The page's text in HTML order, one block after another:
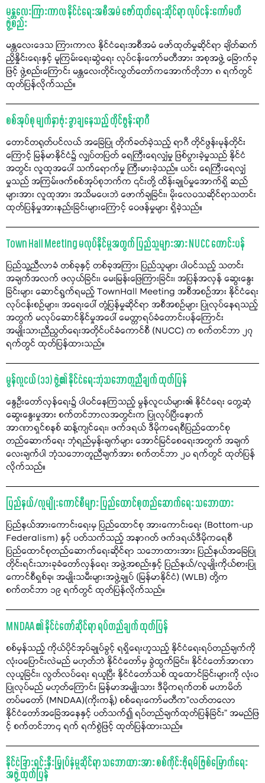
မန္တလေးကြားကာလ နိုင်ငံရေးအစီအမံ ဖော်ထုတ်ရေးဆိုင်ရာ လုပ်ငန်းကော်မတီ
ဖွဲ့စည်း
မန္တလေးဒေသ ကြားကာလ နိုင်ငံရေးအစီအမံ ဖော်ထုတ်မှုဆိုင်ရာ ချိတ်ဆက်
ညှိနှိုင်းရေးနှင့် မူကြမ်းရေးဆွဲရေး လုပ်ငန်းကော်မတီအား အစုအဖွဲ့ ခြောက်ခု
ဖြင့် ဖွဲ့စည်းကြောင်း မန္တလေးတိုင်းလွှတ်တော်ကအောက်တိုဘာ ၈ ရက်တွင်
ထုတ်ပြန်လိုက်သည်။
စစ်အုပ်စု မျက်နှာဖုံး ခွာချနေသည့် တိုင်ဖွန်းရာဂီ
တောင်တရုတ်ပင်လယ် အခြေပြု တိုက်ခတ်ခဲ့သည့် ရာဂီ တိုင်ဖွန်းမုန်တိုင်း
ကြောင့် မြန်မာနိုင်ငံ၌ လျှပ်တပြတ် ရေကြီးရေလျှံမှု ဖြစ်ပွားခဲ့မှုသည် နိုင်ငံ
အတွင်း လူထုအပေါ် သက်ရောက်မှု ကြီးမားခဲ့သည်။ ယင်း ရေကြီးရေလျှံ
မှုသည် အကြမ်းဖက်စစ်အုပ်စုဘက်က ၎င်းတို့ ထိန်းချုပ်မှုအောက်ရှိ ဆည်
များအား လူထုအား အသိမပေးဘဲ ဖောက်ချခြင်း၊ မိုးလေဝသဆိုင်ရာသတင်း
ထုတ်ပြန်မှုအားနည်းခြင်းများကြောင့် ဝေဖန်မှုများ ရှိခဲ့သည်။
Town Hall Meeting မလုပ်နိုင်မှုအတွက် ပြည်သူများအား NUCC တောင်းပန်
ပြည်သူ့ညီလာခံ တစ်ခုနှင့် တစ်ခုအကြား ပြည်သူများ ပါဝင်သည့် သတင်း
အချက်အလက် ဖလှယ်ခြင်း၊ မေးမြန်းဖြေကြားခြင်း၊ အပြန်အလှန် ဆွေးနွေး
ခြင်းများ ဆောင်ရွက်ရမည့် TownHall Meeting အစီအစဉ်အား နိုင်ငံရေး
လုပ်ငန်းစဉ်များ၊ အရေးပေါ် တုံ့ပြန်မှုဆိုင်ရာ အစီအစဉ်များ ပြုလုပ်နေရသည့်
အတွက် မလုပ်ဆောင်နိုင်မှုအပေါ် မေတ္တာရပ်ခံတောင်းပန်ကြောင်း
အမျိုးသားညီညွတ်ရေးအတိုင်ပင်ခံကောင်စီ (NUCC) က စက်တင်ဘာ ၂၇
ရက်တွင် ထုတ်ပြန်ထားသည်။
မွန်လူငယ် (၁၁) ဖွဲ့၏ နိုင်ငံရေးဘုံသဘောတူညီချက် ထုတ်ပြန်
နွေဦးတော်လှန်ရေး၌ ပါဝင်နေကြသည့် မွန်လူငယ်များ၏ နိုင်ငံရေး တွေ့ဆုံ
ဆွေးနွေးမှုအား စက်တင်ဘာလအတွင်းက ပြုလုပ်ပြီးနောက်
အာဏာရှင်စနစ် ဆန့်ကျင်ရေး၊ ဖက်ဒရယ် ဒီမိုကရေစီပြည်ထောင်စု
တည်ဆောက်ရေး ဘုံရည်မှန်းချက်များ အောင်မြင်စေရေးအတွက် အချက်
လေးချက်ပါ ဘုံသဘောတူညီချက်အား စက်တင်ဘာ ၂၀ ရက်တွင် ထုတ်ပြန်
လိုက်သည်။
ပြည်နယ်/လူမျိုးကောင်စီများ ပြည်ထောင်စုတည်ဆောက်ရေး သဘောထား
ပြည်နယ်အားကောင်းရေးမှ ပြည်ထောင်စု အားကောင်းရေး (Bottom-up
Federalism) နှင့် ပတ်သက်သည့် အနာဂတ် ဖက်ဒရယ်ဒီမိုကရေစီ
ပြည်ထောင်စုတည်ဆောက်ရေးဆိုင်ရာ သဘောထားအား ပြည်နယ်အခြေပြု
တိုင်းရင်းသားခုခံတော်လှန်ရေး အဖွဲ့အစည်းနှင့် ပြည်နယ်/လူမျိုးကိုယ်စားပြု
ကောင်စီရှစ်ခု၊ အမျိုးသမီးများအဖွဲ့ချုပ် (မြန်မာနိုင်ငံ) (WLB) တို့က
စက်တင်ဘာ ၁၉ ရက်တွင် ထုတ်ပြန်လိုက်သည်။
MNDAA ၏ နိုင်ငံတော်ဆိုင်ရာ ရပ်တည်ချက် ထုတ်ပြန်
စစ်မှန်သည့် ကိုယ်ပိုင်အုပ်ချုပ်ခွင့် ရရှိရေးဟူသည့် နိုင်ငံရေးရပ်တည်ချက်ကို
လုံးဝပြောင်းလဲမည် မဟုတ်ဘဲ နိုင်ငံတော်မှ ခွဲထွက်ခြင်း၊ နိုင်ငံတော်အာဏာ
လုယူခြင်း၊ လွတ်လပ်ရေး ရယူပြီး နိုင်ငံတော်သစ် ထူထောင်ခြင်းများကို လုံးဝ
ပြုလုပ်မည် မဟုတ်ကြောင်း မြန်မာအမျိုးသား ဒီမိုကရက်တစ် မဟာမိတ်
တပ်မတော် (MNDAA)(ကိုးကန့်) စစ်ရေးကော်မတီက"လတ်တလော
နိုင်ငံတော်အခြေအနေနှင့် ပတ်သက်၍ ရပ်တည်ချက်ထုတ်ပြန်ခြင်း" အမည်ဖြ
င့် စက်တင်ဘာ၄ ရက် ရက်စွဲဖြင့် ထုတ်ပြန်ထားသည်။
နိုင်ငံခြားရင်းနှီးမြှုပ်နှံမှုဆိုင်ရာ သဘောထားအား စစ်ကိုင်းဖိုရမ်ဖြစ်မြောက်ရေး
အဖွဲ့ ထုတ်ပြန်